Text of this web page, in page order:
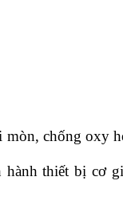
mòn, chống oxy
hành thiết bị cơ